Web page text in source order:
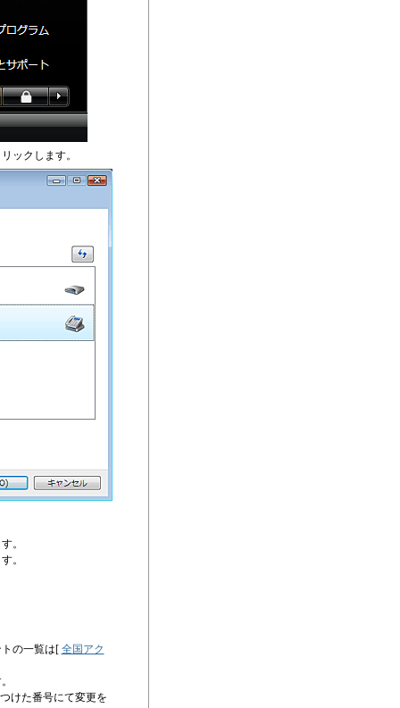
ックします。
。
。
の一覧は[ 全国アク
けた番号にて変更を